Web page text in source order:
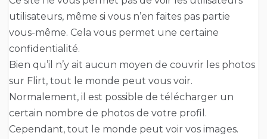
utilisateurs, même si vous n’en faites pas partie
vous-même. Cela vous permet une certaine
confidentialité.
Bien qu’il n’y ait aucun moyen de couvrir les photos
sur Flirt, tout le monde peut vous voir.
Normalement, il est possible de télécharger un
certain nombre de photos de votre profil.
Cependant, tout le monde peut voir vos images.